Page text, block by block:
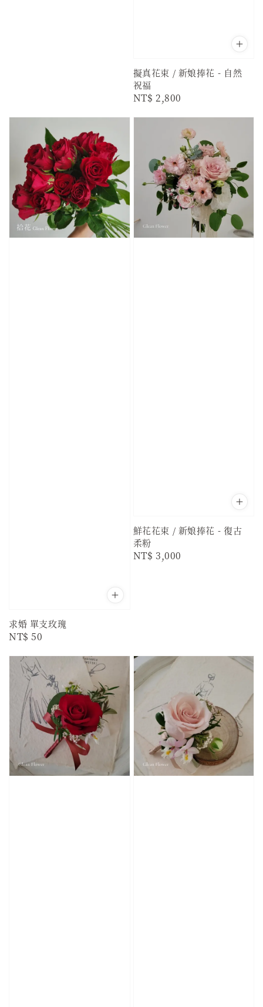
擬真花束 / 新娘捧花 - 自然
祝福
Regular
NT$ 2,800
求婚 單支玫瑰
Regular
NT$ 50
鮮花花束 / 新娘捧花 - 復古
柔粉
Regular
NT$ 3,000